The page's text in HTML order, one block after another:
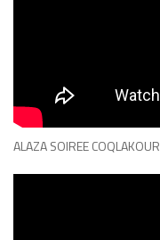
ALAZA SOIREE COQLAKOUR